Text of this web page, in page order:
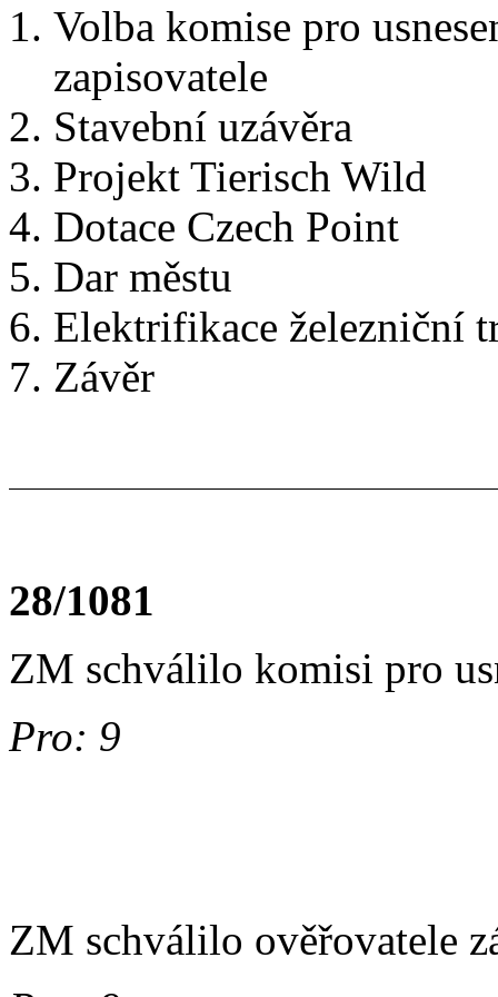
Volba komise pro
zapisovatele
Stavební uzávěra
Projekt Tierisch Wild
Dotace Czech Point
Dar městu
Elektrifikace železniční
Závěr
28/1081
ZM schválilo komisi pro
Pro: 9
ZM schválilo ověřovatele